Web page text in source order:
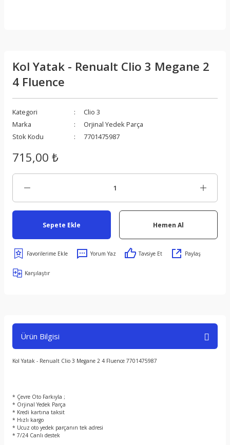
Kol Yatak - Renualt Clio 3 Megane 2
4 Fluence
Kategori
Clio 3
Marka
Orjinal Yedek Parça
Stok Kodu
7701475987
715,00 ₺
Sepete Ekle Hemen Al
Yorum Yaz Tavsiye Et Paylaş
Karşılaştır
Ürün Bilgisi
Kol Yatak - Renualt Clio 3 Megane 2 4 Fluence 7701475987
* Çevre Oto Farkıyla ;
* Orjinal Yedek Parça
* Kredi kartına taksit
* Hızlı kargo
* Ucuz oto yedek parçanın tek adresi
* 7/24 Canlı destek